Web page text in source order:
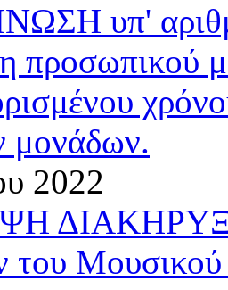
υπ'
προσωπικού
μονάδων.
2022
Μουσικού